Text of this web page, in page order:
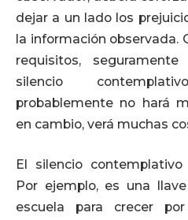
dejar a un lado los
la información observada.
requisitos,
silencio
probablemente no hará
en cambio, verá muchas
El silencio
Por ejemplo, es una
escuela para crecer